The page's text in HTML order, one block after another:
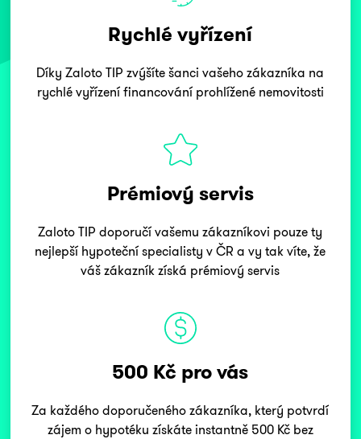
Rychlé vyřízení
Díky Zaloto TIP zvýšíte šanci vašeho zákazníka na
rychlé vyřízení financování prohlížené nemovitosti
Prémiový servis
Zaloto TIP doporučí vašemu zákazníkovi pouze ty
nejlepší hypoteční specialisty v ČR a vy tak víte, že
váš zákazník získá prémiový servis
500 Kč pro vás
Za každého doporučeného zákazníka, který potvrdí
zájem o hypotéku získáte instantně 500 Kč bez